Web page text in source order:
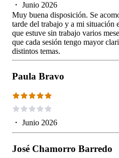
・ Junio 2026
Muy buena disposición. Se
tarde del trabajo y a mi situación
que estuve sin trabajo varios
que cada sesión tengo mayor
distintos temas.
Paula Bravo
・ Junio 2026
José Chamorro Barredo